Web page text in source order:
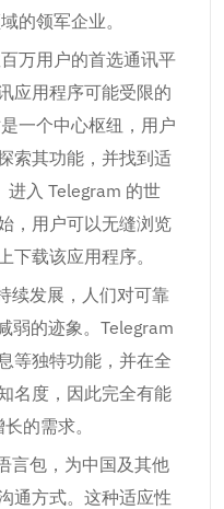
的领军企业。
万用户的首选通讯平
应用程序可能受限的
一个中心枢纽，用户
索其功能，并找到适
进入 Telegram 的世
，用户可以无缝浏览
下载该应用程序。
续发展，人们对可靠
弱的迹象。Telegram
等独特功能，并在全
名度，因此完全有能
的需求。
言包，为中国及其他
通方式。这种适应性